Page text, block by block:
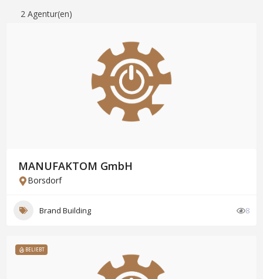
2 Agentur(en)
MANUFAKTOM GmbH
Borsdorf
Brand Building 8
BELIEBT